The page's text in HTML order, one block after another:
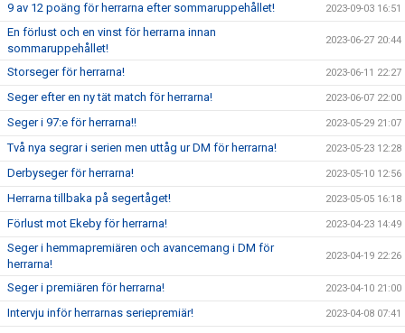
9 av 12 poäng för herrarna efter sommaruppehållet! 2023-09-03 16:51
En förlust och en vinst för herrarna innan
sommaruppehållet!
2023-06-27 20:44
Storseger för herrarna! 2023-06-11 22:27
Seger efter en ny tät match för herrarna! 2023-06-07 22:00
Seger i 97:e för herrarna!! 2023-05-29 21:07
Två nya segrar i serien men uttåg ur DM för herrarna! 2023-05-23 12:28
Derbyseger för herrarna! 2023-05-10 12:56
Herrarna tillbaka på segertåget! 2023-05-05 16:18
Förlust mot Ekeby för herrarna! 2023-04-23 14:49
Seger i hemmapremiären och avancemang i DM för
herrarna!
2023-04-19 22:26
Seger i premiären för herrarna! 2023-04-10 21:00
Intervju inför herrarnas seriepremiär! 2023-04-08 07:41